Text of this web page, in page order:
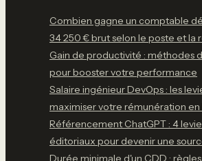
Combien gagne un comptable
34 250 € brut selon le poste et la
Gain de productivité : méthodes
pour booster votre performance
Salaire ingénieur DevOps : les
maximiser votre rémunération en
Référencement ChatGPT : 4
éditoriaux pour devenir une
Durée minimale d'un CDD : règles